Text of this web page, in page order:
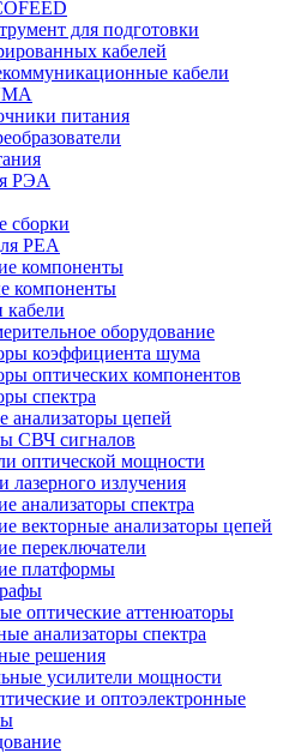
для подготовки
кабелей
кабели
питания
РЭА
сборки
РЕА
компоненты
компоненты
кабели
оборудование
коэффициента шума
оптических компонентов
спектра
анализаторы цепей
СВЧ сигналов
оптической мощности
лазерного излучения
анализаторы спектра
векторные анализаторы цепей
переключатели
платформы
оптические аттенюаторы
анализаторы спектра
решения
усилители мощности
и оптоэлектронные